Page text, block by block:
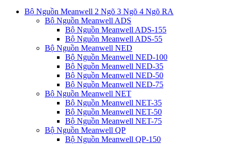
Bộ Nguồn Meanwell 2 Ngõ 3 Ngõ 4 Ngõ RA
Bộ Nguồn Meanwell ADS
Bộ Nguồn Meanwell ADS-155
Bộ Nguồn Meanwell ADS-55
Bộ Nguồn Meanwell NED
Bộ Nguồn Meanwell NED-100
Bộ Nguồn Meanwell NED-35
Bộ Nguồn Meanwell NED-50
Bộ Nguồn Meanwell NED-75
Bộ Nguồn Meanwell NET
Bộ Nguồn Meanwell NET-35
Bộ Nguồn Meanwell NET-50
Bộ Nguồn Meanwell NET-75
Bộ Nguồn Meanwell QP
Bộ Nguồn Meanwell QP-150